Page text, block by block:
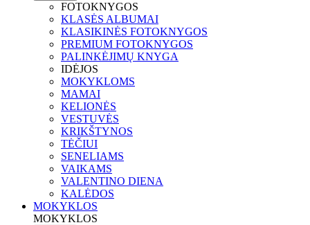
FOTOKNYGOS
KLASĖS ALBUMAI
KLASIKINĖS FOTOKNYGOS
PREMIUM FOTOKNYGOS
PALINKĖJIMŲ KNYGA
IDĖJOS
MOKYKLOMS
MAMAI
KELIONĖS
VESTUVĖS
KRIKŠTYNOS
TĖČIUI
SENELIAMS
VAIKAMS
VALENTINO DIENA
KALĖDOS
MOKYKLOS
MOKYKLOS